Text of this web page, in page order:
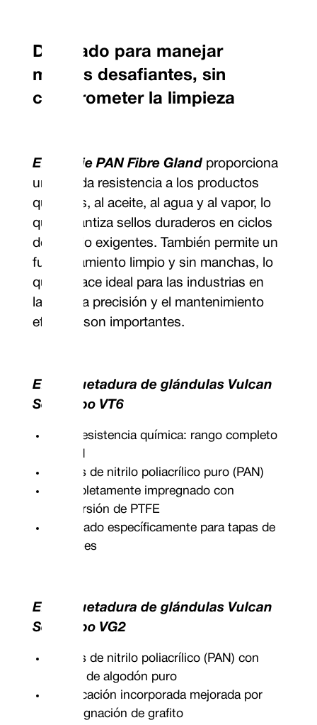
Diseñado para manejar
medios desafiantes, sin
comprometer la limpieza
Embalaje PAN Fibre Gland proporciona
una sólida resistencia a los productos
químicos, al aceite, al agua y al vapor, lo
que garantiza sellos duraderos en ciclos
de trabajo exigentes. También permite un
funcionamiento limpio y sin manchas, lo
que lo hace ideal para las industrias en
las que la precisión y el mantenimiento
efectivo son importantes.
Empaquetadura de glándulas Vulcan
Seals tipo VT6
Alta resistencia química: rango completo
Fibras de nitrilo poliacrílico puro (PAN)
Completamente impregnado con
dispersión de PTFE
Diseñado específicamente para tapas de
tanques
Empaquetadura de glándulas Vulcan
Seals tipo VG2
Fibras de nitrilo poliacrílico (PAN) con
fibras de algodón puro
Lubricación incorporada mejorada por
impregnación de grafito